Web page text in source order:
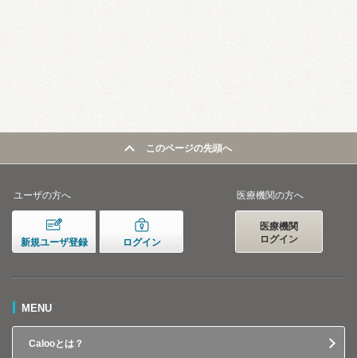
このページの先頭へ
ユーザの方へ
新規ユーザ登録 ログイン
医療機関の方へ
医療機関
ログイン
MENU
Calooとは？